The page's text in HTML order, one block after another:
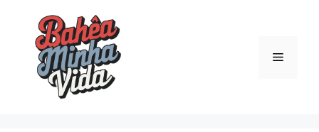
conteúdo
Menu